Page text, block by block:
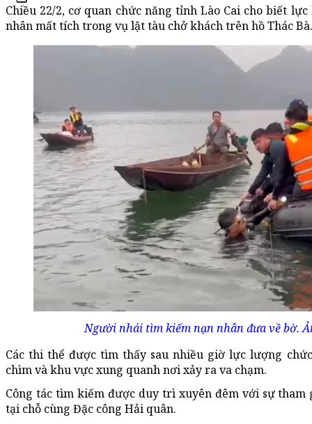
Chiều 22/2, cơ quan chức năng tỉnh Lào Cai cho biết
nhân mất tích trong vụ lật tàu chở khách trên hồ Thác Bà.
Người nhái tìm kiếm nạn nhân đưa về bờ.
Các thi thể được tìm thấy sau nhiều giờ lực lượng
chìm và khu vực xung quanh nơi xảy ra va chạm.
Công tác tìm kiếm được duy trì xuyên đêm với sự
tại chỗ cùng Đặc công Hải quân.